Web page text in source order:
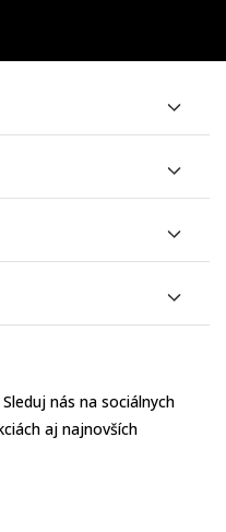
nás na sociálnych
aj najnovších